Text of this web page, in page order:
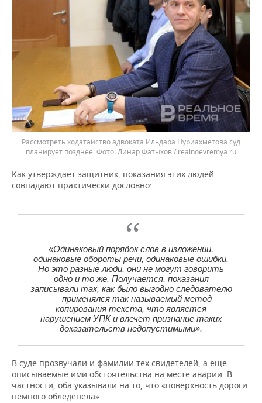
Рассмотреть ходатайство адвоката Ильдара Нуриахметова суд
планирует позднее.
Динар Фатыхов / realnoevremya.ru
Как утверждает защитник, показания этих людей
совпадают практически дословно:
«Одинаковый порядок слов в изложении,
одинаковые обороты речи, одинаковые ошибки.
Но это разные люди, они не могут говорить
одно и то же. Получается, показания
записывали так, как было выгодно следователю
— применялся так называемый метод
копирования текста, что является
нарушением УПК и влечет признание таких
доказательств недопустимыми».
В суде прозвучали и фамилии тех свидетелей, а еще
описываемые ими обстоятельства на месте аварии. В
частности, оба указывали на то, что «поверхность дороги
немного обледенела».